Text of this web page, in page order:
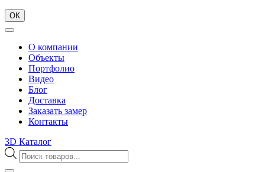
ОК
О компании
Объекты
Портфолио
Видео
Блог
Доставка
Заказать замер
Контакты
3D Каталог
Поиск
товаров